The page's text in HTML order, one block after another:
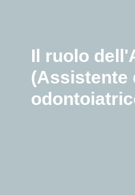
Il ruolo
(Assistente